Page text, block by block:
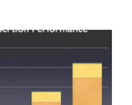
ad affrontare i…